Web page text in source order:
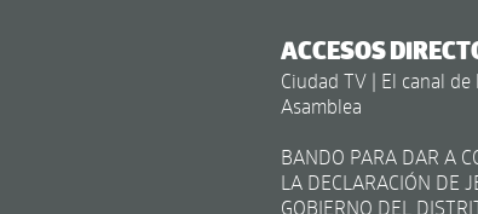
ACCESOS
Ciudad TV | El canal de
Asamblea
BANDO PARA DAR A
LA DECLARACIÓN DE
GOBIERNO DEL